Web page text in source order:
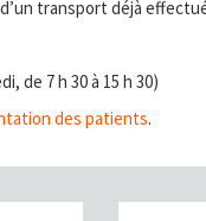
transport déjà
de 7 h 30 à 15 h 30)
des patients.